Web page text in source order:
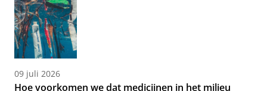
09 juli 2026
Hoe voorkomen we dat medicijnen in het milieu